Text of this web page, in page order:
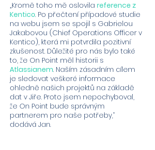
„Kromě toho mě oslovila reference z
Kentico. Po přečtení případové studie
na webu jsem se spojil s Gabrielou
Jakabovou (Chief Operations Officer v
Kentico), která mi potvrdila pozitivní
zkušenost. Důležité pro nás bylo také
to, že On Point měl historii s
Atlassianem. Naším zásadním cílem
je sledovat veškeré informace
ohledně našich projektů na základě
dat v Jiře. Proto jsem nepochyboval,
že On Point bude správným
partnerem pro naše potřeby,“
dodává Jan.